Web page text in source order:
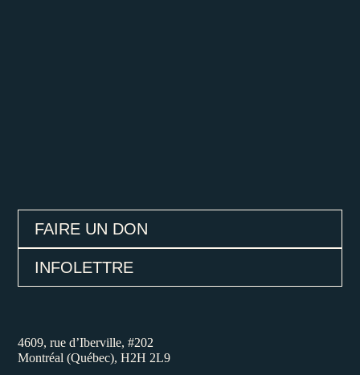
FAIRE UN DON
INFOLETTRE
4609, rue d’Iberville, #202
Montréal (Québec), H2H 2L9